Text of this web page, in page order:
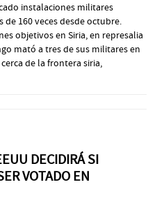
instalaciones militares
de 160 veces desde octubre.
objetivos en Siria, en represalia
mató a tres de sus militares en
de la frontera siria,
DECIDIRÁ SI
VOTADO EN